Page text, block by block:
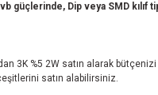
güçlerinde, Dip veya SMD
3K %5 2W satın alarak
satın alabilirsiniz.